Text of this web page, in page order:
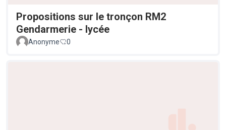
Propositions sur le tronçon RM2
Gendarmerie - lycée
Anonyme 0